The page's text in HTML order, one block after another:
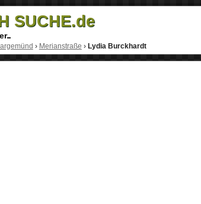
SUCHE.de
› Merianstraße › Lydia Burckhardt